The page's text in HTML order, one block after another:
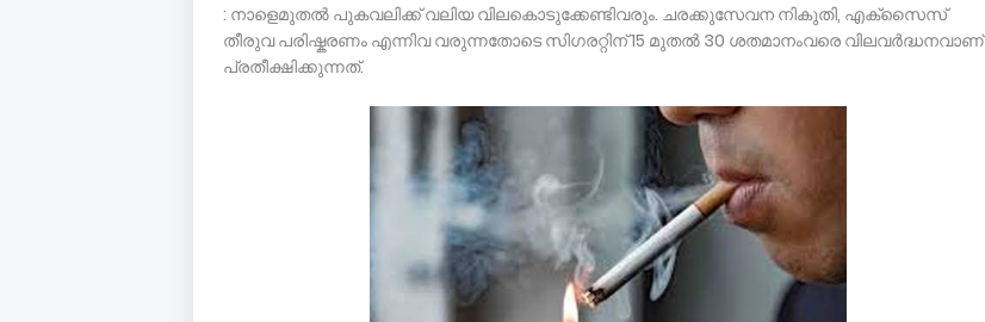
: നാളെമുതൽ പുകവലിക്ക് വലിയ വിലകൊടുക്കേണ്ടിവരും. ചരക്കുസേവന നികുതി, എക്സൈസ്
തീരുവ പരിഷ്കരണം എന്നിവ വരുന്നതോടെ സിഗരറ്റിന് 15 മുതൽ 30 ശതമാനംവരെ വിലവർദ്ധനവാണ്
പ്രതീക്ഷിക്കുന്നത്.